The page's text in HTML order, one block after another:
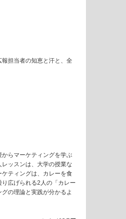
担当者の知恵と汗と、全
らマーケティングを学ぶ
ッスンは、大学の授業な
ティングは、カレーを食
広げられる2人の「カレー
の理論と実践が分かるよ